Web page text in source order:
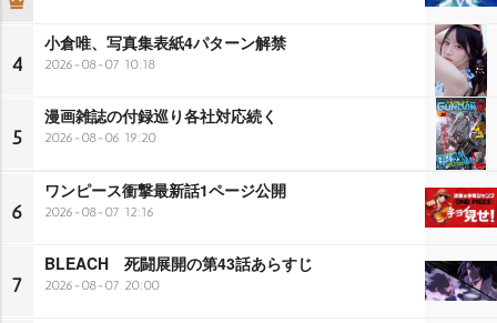
4
小倉唯、写真集表紙4パターン解禁
2026-08-07 10:18
5
漫画雑誌の付録巡り各社対応続く
2026-08-06 19:20
6
ワンピース衝撃最新話1ページ公開
2026-08-07 12:16
7
BLEACH 死闘展開の第43話あらすじ
2026-08-07 20:00